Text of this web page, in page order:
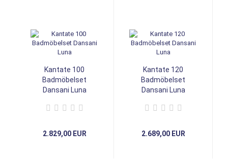
Kantate 100
Badmöbelset
Dansani Luna
2.829,00 EUR
Kantate 120
Badmöbelset
Dansani Luna
2.689,00 EUR